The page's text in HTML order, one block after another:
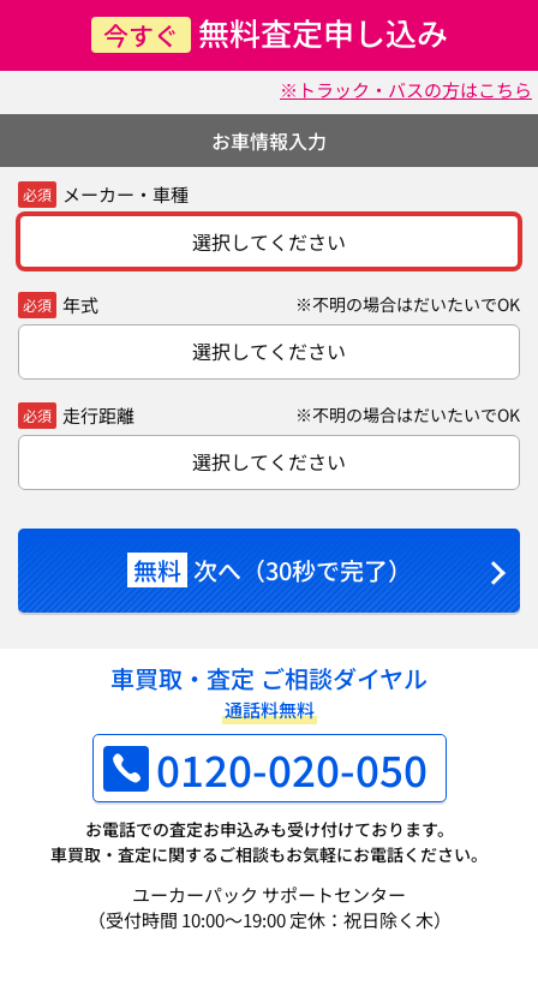
今すぐ 無料査定申し込み
※トラック・バスの方はこちら
お車情報入力
必須 メーカー・車種
選択してください
必須 年式 ※不明の場合はだいたいでOK
選択してください
必須 走行距離 ※不明の場合はだいたいでOK
選択してください
無料 次へ（30秒で完了）
車買取・査定 ご相談ダイヤル
通話料無料
0120-020-050
お電話での査定お申込みも受け付けております。
車買取・査定に関するご相談もお気軽にお電話ください。
ユーカーパック サポートセンター
（受付時間 10:00～19:00 定休：祝日除く木）